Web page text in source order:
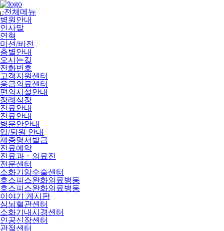
메
뉴
건
너
뛰
기
전체메뉴
병원안내
인사말
연혁
미션/비전
층별안내
오시는길
전화번호
고객지원센터
응급의료센터
편의시설안내
장례식장
진료안내
진료안내
병문안안내
입/퇴원 안내
제증명서발급
진료예약
진료과ㆍ의료진
전문센터
소화기암수술센터
호스피스완화의료병동
호스피스완화의료병동
이야기 게시판
심뇌혈관센터
소화기내시경센터
인공신장센터
관절센터